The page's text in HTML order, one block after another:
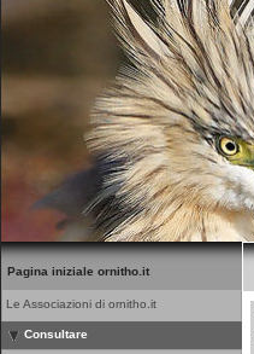
Pagina iniziale ornitho.it
Le Associazioni di ornitho.it
Consultare